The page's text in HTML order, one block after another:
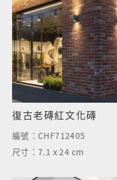
復古老磚紅文化磚
編號： CHF712405
尺寸：7.1 x 24 cm